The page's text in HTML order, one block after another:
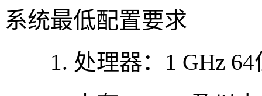
系统最低配置要求
1. 处理器：1 GHz 64